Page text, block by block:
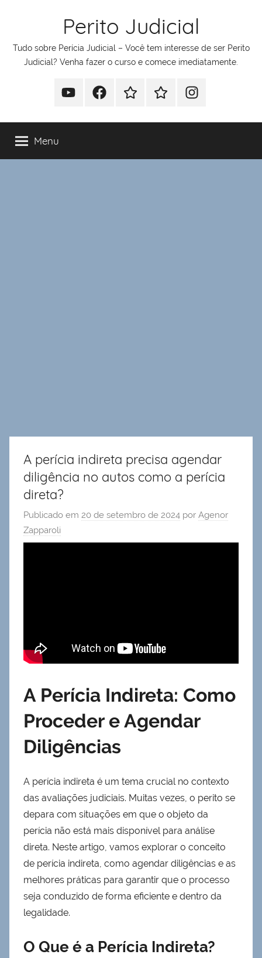
conteúdo
Perito Judicial
Tudo sobre Perícia Judicial – Você tem interesse de ser Perito
Judicial? Venha fazer o curso e comece imediatamente.
YoutubeFacebookWhatsappTelegramInstagram
Menu
A perícia indireta precisa agendar
diligência no autos como a perícia
direta?
Publicado em 20 de setembro de 2024 por Agenor
Zapparoli
A Perícia Indireta: Como
Proceder e Agendar
Diligências
A perícia indireta é um tema crucial no contexto
das avaliações judiciais. Muitas vezes, o perito se
depara com situações em que o objeto da
perícia não está mais disponível para análise
direta. Neste artigo, vamos explorar o conceito
de perícia indireta, como agendar diligências e as
melhores práticas para garantir que o processo
seja conduzido de forma eficiente e dentro da
legalidade.
O Que é a Perícia Indireta?